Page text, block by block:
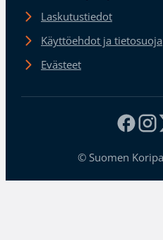
Laskutustiedot
Käyttöehdot ja tietosuoja
Evästeet
© Suomen